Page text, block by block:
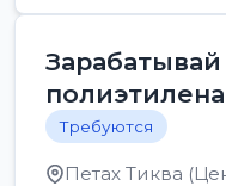
Требуются
Петах Тиква